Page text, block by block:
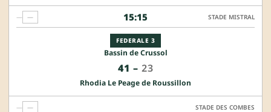
15:15
FEDERALE 3
Bassin de Crussol
41 – 23
Rhodia Le Peage de Roussillon
— — STADE MISTRAL
— — STADE DES COMBES